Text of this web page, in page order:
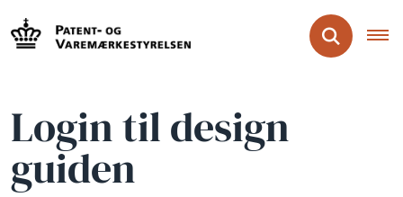
Login til design
guiden